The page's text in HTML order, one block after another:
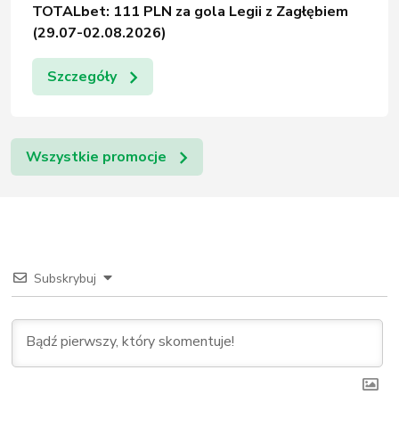
TOTALbet: 111 PLN za gola Legii z Zagłębiem
(29.07-02.08.2026)
Szczegóły
Wszystkie promocje
Subskrybuj